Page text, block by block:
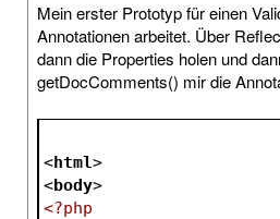
Mein erster Prototyp für einen
Annotationen arbeitet. Über
dann die Properties holen und
getDocComments() mir die
<html>
<body>
<?php